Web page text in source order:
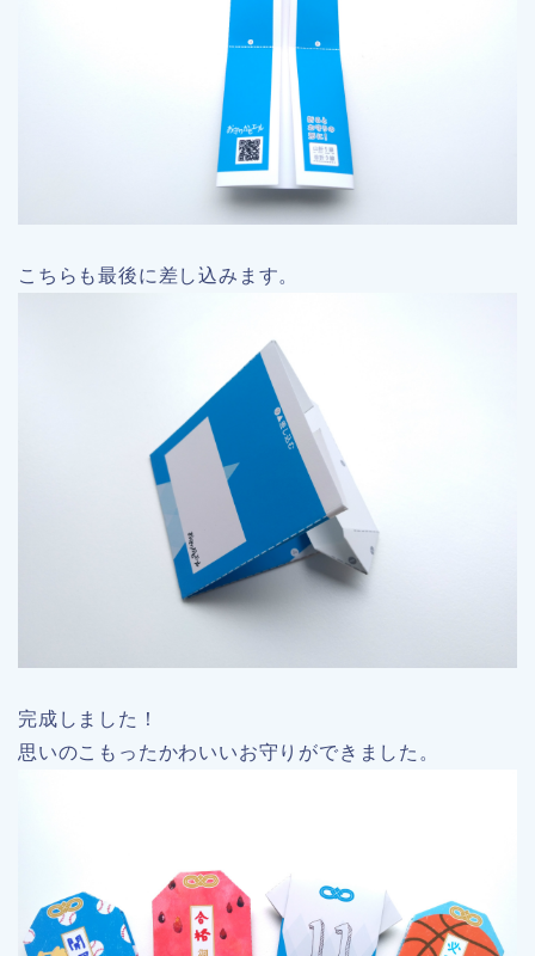
こちらも最後に差し込みます。
完成しました！
思いのこもったかわいいお守りができました。